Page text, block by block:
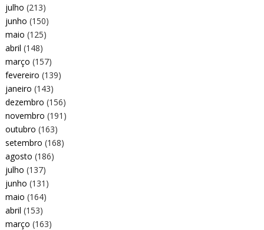
julho (213)
junho (150)
maio (125)
abril (148)
março (157)
fevereiro (139)
janeiro (143)
dezembro (156)
novembro (191)
outubro (163)
setembro (168)
agosto (186)
julho (137)
junho (131)
maio (164)
abril (153)
março (163)